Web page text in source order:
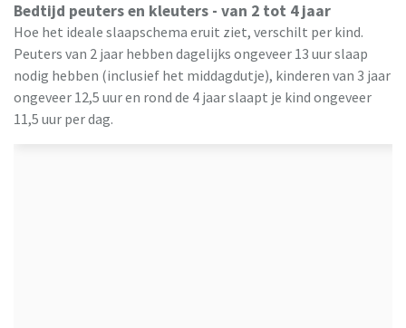
Bedtijd peuters en kleuters - van 2 tot 4 jaar
Hoe het ideale slaapschema eruit ziet, verschilt per kind.
Peuters van 2 jaar hebben dagelijks ongeveer 13 uur slaap
nodig hebben (inclusief het middagdutje), kinderen van 3 jaar
ongeveer 12,5 uur en rond de 4 jaar slaapt je kind ongeveer
11,5 uur per dag.